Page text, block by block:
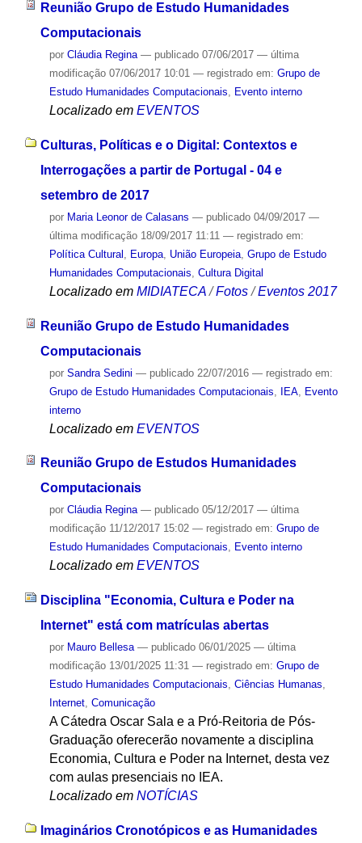
Reunião Grupo de Estudo Humanidades
Computacionais
por Cláudia Regina — publicado07/06/2017 — última
modificação07/06/2017 10:01 — registrado em: Grupo de
Estudo Humanidades Computacionais, Evento interno
Localizado em EVENTOS
Culturas, Políticas e o Digital: Contextos e
Interrogações a partir de Portugal - 04 e
setembro de 2017
por Maria Leonor de Calasans — publicado04/09/2017 —
última modificação18/09/2017 11:11 — registrado em:
Política Cultural , Europa, União Europeia, Grupo de Estudo
Humanidades Computacionais, Cultura Digital
Localizado em MIDIATECA /Fotos /Eventos 2017
Reunião Grupo de Estudo Humanidades
Computacionais
por Sandra Sedini — publicado22/07/2016 — registrado em:
Grupo de Estudo Humanidades Computacionais
IEA, Evento
interno
Localizado em EVENTOS
Reunião Grupo de Estudos Humanidades
Computacionais
por Cláudia Regina — publicado05/12/2017 — última
modificação11/12/2017 15:02 — registrado em: Grupo de
Estudo Humanidades Computacionais, Evento interno
Localizado em EVENTOS
Disciplina "Economia, Cultura e Poder na
Internet" está com matrículas abertas
por Mauro Bellesa — publicado06/01/2025 — última
modificação13/01/2025 11:31 — registrado em: Grupo de
Estudo Humanidades Computacionais, Ciências Humanas,
Internet, Comunicação
A Cátedra Oscar Sala e a Pró-Reitoria de Pós-
Graduação oferecerão novamente a disciplina
Economia, Cultura e Poder na Internet, desta vez
com aulas presenciais no IEA.
Localizado em NOTÍCIAS
Imaginários Cronotópicos e as Humanidades